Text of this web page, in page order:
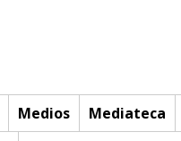
Medios Mediateca